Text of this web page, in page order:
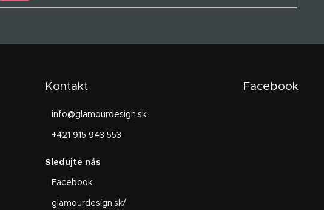
Kontakt
info@glamourdesign.sk
+421 915 943 553
Facebook
glamourdesign.sk/
Facebook